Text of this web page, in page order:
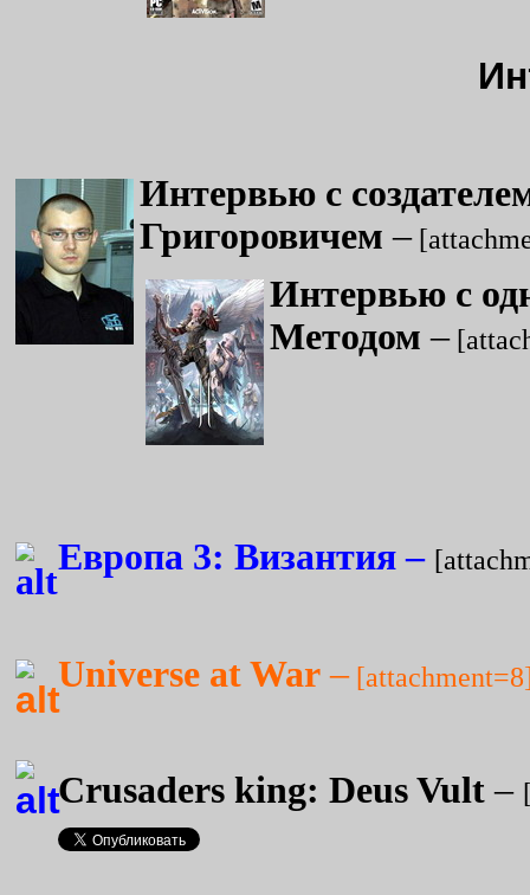
Интервью с
Григоровичем –
Интервью с
Методом –
Европа 3: Византия –
Universe at War –
Crusaders king: Deus Vult –